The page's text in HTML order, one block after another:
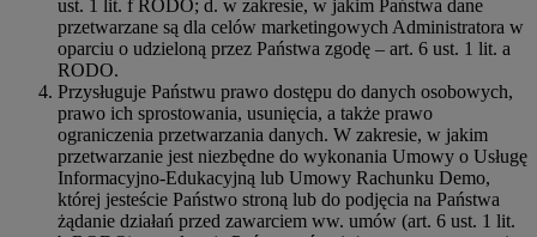
ust. 1 lit. f RODO; d. w zakresie, w jakim Państwa dane
przetwarzane są dla celów marketingowych Administratora w
oparciu o udzieloną przez Państwa zgodę – art. 6 ust. 1 lit. a
RODO.
Przysługuje Państwu prawo dostępu do danych osobowych,
prawo ich sprostowania, usunięcia, a także prawo
ograniczenia przetwarzania danych. W zakresie, w jakim
przetwarzanie jest niezbędne do wykonania Umowy o Usługę
Informacyjno-Edukacyjną lub Umowy Rachunku Demo,
której jesteście Państwo stroną lub do podjęcia na Państwa
żądanie działań przed zawarciem ww. umów (art. 6 ust. 1 lit.